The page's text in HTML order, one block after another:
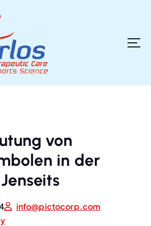
von
in der
info@pictocorp.com